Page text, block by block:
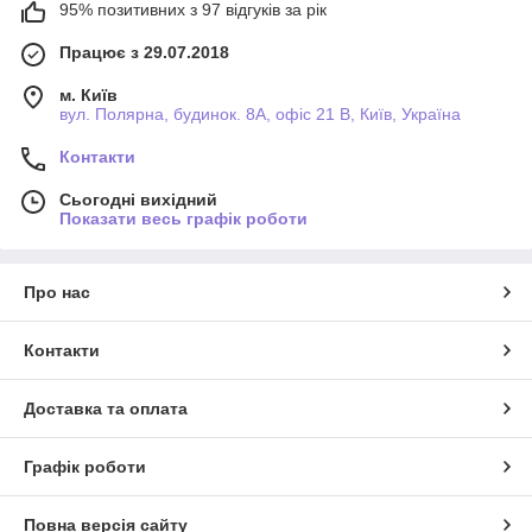
95% позитивних з 97 відгуків за рік
Працює з 29.07.2018
м. Київ
вул. Полярна, будинок. 8А, офіс 21 В, Київ, Україна
Контакти
Сьогодні вихідний
Показати весь графік роботи
Про нас
Контакти
Доставка та оплата
Графік роботи
Повна версія сайту